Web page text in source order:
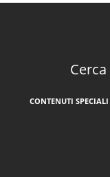
CONTENUTI SPECIALI